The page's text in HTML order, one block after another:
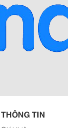
THÔNG TIN